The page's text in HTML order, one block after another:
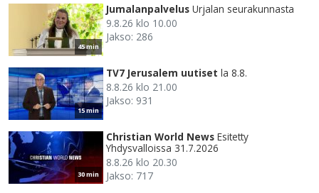
45 min
Jumalanpalvelus Urjalan seurakunnasta
9.8.26 klo 10.00
Jakso: 286
15 min
TV7 Jerusalem uutiset la 8.8.
8.8.26 klo 21.00
Jakso: 931
30 min
Christian World News Esitetty
Yhdysvalloissa 31.7.2026
8.8.26 klo 20.30
Jakso: 717